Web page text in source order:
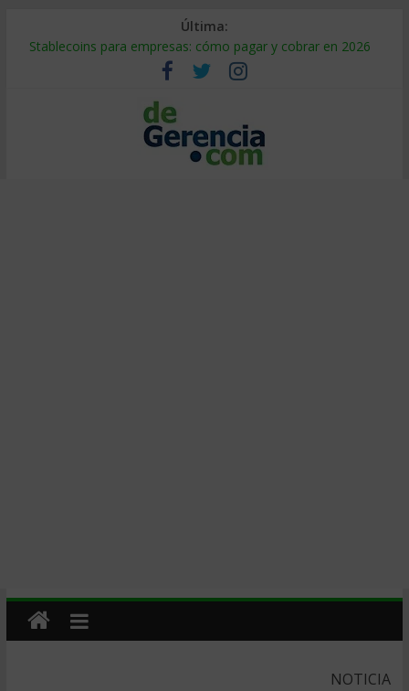
Última:
Stablecoins para empresas: cómo pagar y cobrar en 2026
Despido silencioso: qué es y por qué sale tan caro
IA en selección de personal: cómo auditarla a tiempo
Trabajo forzoso en la cadena de suministro: qué hacer
Mercado hispano de EE. UU.: cómo segmentarlo y venderle
NOTICIA